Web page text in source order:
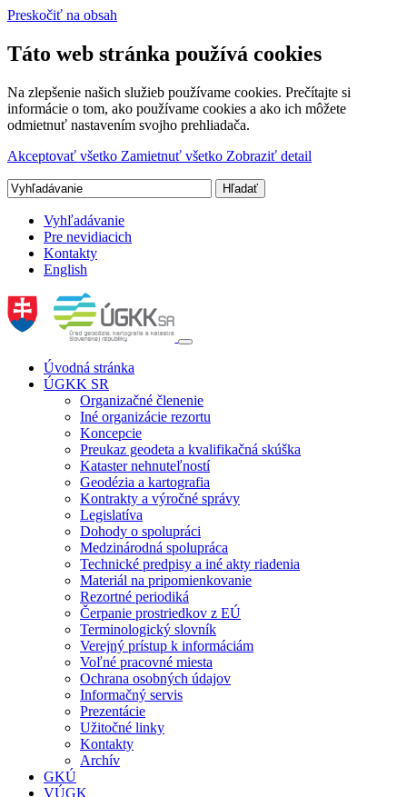
Preskočiť na obsah
Táto web stránka používá cookies
Na zlepšenie našich služieb používame cookies. Prečítajte si
informácie o tom, ako používame cookies a ako ich môžete
odmietnuť nastavením svojho prehliadača.
Akceptovať všetko Zamietnuť všetko Zobraziť detail
Vyhľadávanie
Pre nevidiacich
Kontakty
English
Úvodná stránka
ÚGKK SR
Organizačné členenie
Iné organizácie rezortu
Koncepcie
Preukaz geodeta a kvalifikačná skúška
Kataster nehnuteľností
Geodézia a kartografia
Kontrakty a výročné správy
Legislatíva
Dohody o spolupráci
Medzinárodná spolupráca
Technické predpisy a iné akty riadenia
Materiál na pripomienkovanie
Rezortné periodiká
Čerpanie prostriedkov z EÚ
Terminologický slovník
Verejný prístup k informáciám
Voľné pracovné miesta
Ochrana osobných údajov
Informačný servis
Prezentácie
Užitočné linky
Kontakty
Archív
GKÚ
VÚGK